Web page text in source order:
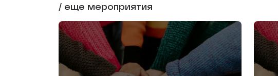
/ еще мероприятия